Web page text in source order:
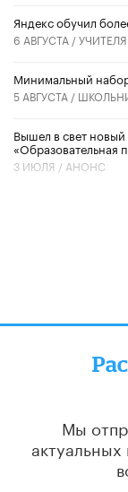
​Яндекс обучил
6 АВГУСТА /УЧИТЕЛЯ
Минимальный
5 АВГУСТА /
Вышел в свет
«Образовательная
3 ИЮЛЯ / АНОНС
Мы